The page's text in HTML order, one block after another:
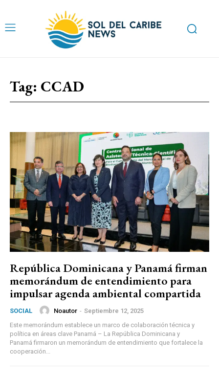
Tag: CCAD
República Dominicana y Panamá firman
memorándum de entendimiento para
impulsar agenda ambiental compartida
SOCIAL Noautor - Septiembre 12, 2025
Este memorándum establece un marco de colaboración técnica y
política en áreas clave Panamá – La República Dominicana y
Panamá firmaron un memorándum de entendimiento que fortalece la
cooperación...